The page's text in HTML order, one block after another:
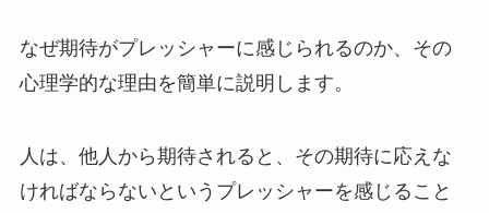
なぜ期待がプレッシャーに感じられるのか、その
心理学的な理由を簡単に説明します。
人は、他人から期待されると、その期待に応えな
ければならないというプレッシャーを感じること